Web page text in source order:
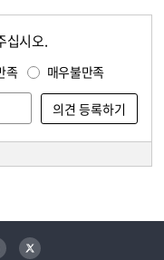
십시오.
족 매우불만족
트위터